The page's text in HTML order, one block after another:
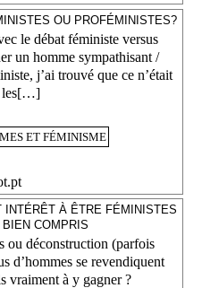
OU PROFÉMINISTES?
le débat féministe versus
un homme sympathisant /
j’ai trouvé que ce n’était
les[…]
ET FÉMINISME
INTÉRÊT À ÊTRE FÉMINISTES
BIEN COMPRIS
ou déconstruction (parfois
d’hommes se revendiquent
vraiment à y gagner ?